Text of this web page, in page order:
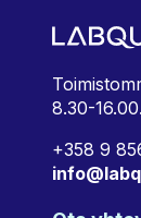
8.30-16.00.
+358 9